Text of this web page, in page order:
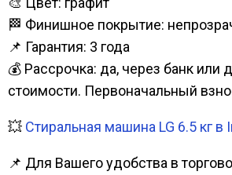
🏁 Финишное покрытие:
📌 Гарантия: 3 года
💰 Рассрочка: да, через банк или
стоимости. Первоначальный
💥 Стиральная машина LG 6.5 кг в
📌 Для Вашего удобства в